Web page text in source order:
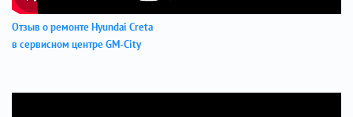
Отзыв о ремонте Hyundai Creta
в сервисном центре GM-City